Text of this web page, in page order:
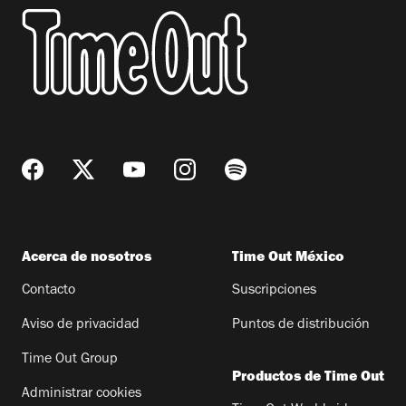
Acerca de nosotros
Contacto
Aviso de privacidad
Time Out Group
Administrar cookies
Time Out México
Suscripciones
Puntos de distribución
Productos de Time Out